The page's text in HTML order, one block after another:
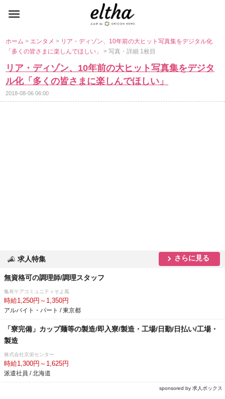
ホーム> エンタメ> リア・ディゾン、10年前の大ヒット写真集をデジタル化
「多くの皆さまに楽しんでほしい」> 写真・詳細 1枚目
リア・ディゾン、10年前の大ヒット写真集をデジタ
ル化「多くの皆さまに楽しんでほしい」
2018-08-06 06:00
求人特集 さらに見る
無資格可の調理師/調理スタッフ
亀有ケアコミュニティそよ風
時給1,250円～1,350円
アルバイト・パート / 東京都
「寮完備」カップ麺等の製造/即入寮/製造・工場/日勤/日払い/工場・
製造
株式会社京栄センター
時給1,300円～1,625円
派遣社員 / 北海道
sponsored by 求人ボックス